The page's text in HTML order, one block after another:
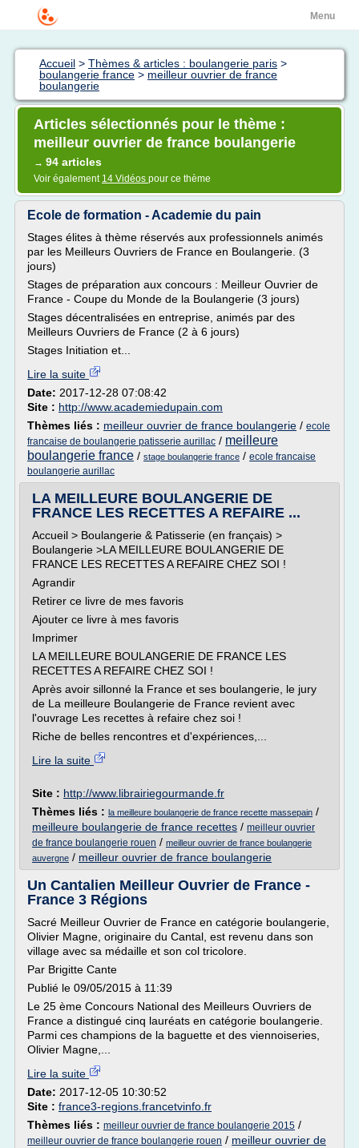
Menu
Accueil > Thèmes & articles : boulangerie paris >
boulangerie france > meilleur ouvrier de france
boulangerie
Articles sélectionnés pour le thème :
meilleur ouvrier de france boulangerie
→ 94 articles
Voir également 14 Vidéos pour ce thème
Ecole de formation - Academie du pain
Stages élites à thème réservés aux professionnels animés
par les Meilleurs Ouvriers de France en Boulangerie. (3
jours)
Stages de préparation aux concours : Meilleur Ouvrier de
France - Coupe du Monde de la Boulangerie (3 jours)
Stages décentralisées en entreprise, animés par des
Meilleurs Ouvriers de France (2 à 6 jours)
Stages Initiation et...
Lire la suite
Date: 2017-12-28 07:08:42
Site : http://www.academiedupain.com
Thèmes liés : meilleur ouvrier de france boulangerie / ecole
francaise de boulangerie patisserie aurillac / meilleure
boulangerie france / stage boulangerie france / ecole francaise
boulangerie aurillac
LA MEILLEURE BOULANGERIE DE
FRANCE LES RECETTES A REFAIRE ...
Accueil > Boulangerie & Patisserie (en français) >
Boulangerie >LA MEILLEURE BOULANGERIE DE
FRANCE LES RECETTES A REFAIRE CHEZ SOI !
Agrandir
Retirer ce livre de mes favoris
Ajouter ce livre à mes favoris
Imprimer
LA MEILLEURE BOULANGERIE DE FRANCE LES
RECETTES A REFAIRE CHEZ SOI !
Après avoir sillonné la France et ses boulangerie, le jury
de La meilleure Boulangerie de France revient avec
l'ouvrage Les recettes à refaire chez soi !
Riche de belles rencontres et d'expériences,...
Lire la suite
Site : http://www.librairiegourmande.fr
Thèmes liés : la meilleure boulangerie de france recette massepain /
meilleure boulangerie de france recettes / meilleur ouvrier
de france boulangerie rouen / meilleur ouvrier de france boulangerie
auvergne / meilleur ouvrier de france boulangerie
Un Cantalien Meilleur Ouvrier de France -
France 3 Régions
Sacré Meilleur Ouvrier de France en catégorie boulangerie,
Olivier Magne, originaire du Cantal, est revenu dans son
village avec sa médaille et son col tricolore.
Par Brigitte Cante
Publié le 09/05/2015 à 11:39
Le 25 ème Concours National des Meilleurs Ouvriers de
France a distingué cinq lauréats en catégorie boulangerie.
Parmi ces champions de la baguette et des viennoiseries,
Olivier Magne,...
Lire la suite
Date: 2017-12-05 10:30:52
Site : france3-regions.francetvinfo.fr
Thèmes liés : meilleur ouvrier de france boulangerie 2015 /
meilleur ouvrier de france boulangerie rouen / meilleur ouvrier de